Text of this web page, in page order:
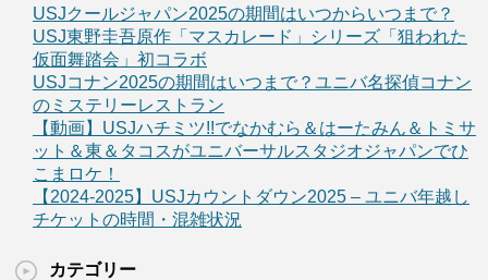
USJクールジャパン2025の期間はいつからいつまで？
USJ東野圭吾原作「マスカレード」シリーズ「狙われた
仮面舞踏会」初コラボ
USJコナン2025の期間はいつまで？ユニバ名探偵コナン
のミステリーレストラン
【動画】USJハチミツ!!でなかむら＆はーたみん＆トミサ
ット＆東＆タコスがユニバーサルスタジオジャパンでひ
こまロケ！
【2024-2025】USJカウントダウン2025 – ユニバ年越し
チケットの時間・混雑状況
カテゴリー